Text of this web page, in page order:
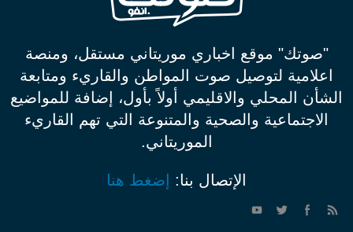
"صوتك" موقع اخباري موريتاني مستقل، ومنصة
اعلامية لتوصيل صوت المواطن والقاريء ومتابعة
الشأن المحلي والاقليمي أولاً بأول، إضافة للمواضيع
الاجتماعية والصحية والمتنوعة التي تهم القاريء
الموريتاني.
الإتصال بنا: إضغط هنا